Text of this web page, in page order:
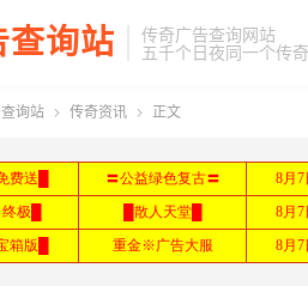
查询站
传奇广告查询网站
五千个日夜同一个传奇
询站  传奇资讯  正文